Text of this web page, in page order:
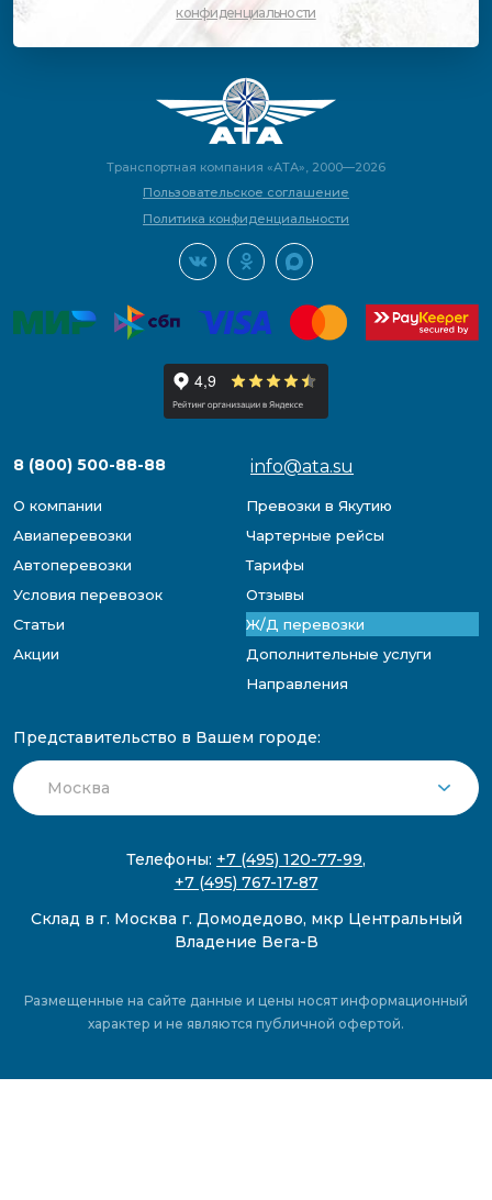
конфиденциальности
Транспортная компания «АТА», 2000—2026
Пользовательское соглашение
Политика конфиденциальности
8 (800) 500-88-88 info@ata.su
О компании
Превозки в Якутию
Авиаперевозки
Чартерные рейсы
Автоперевозки
Тарифы
Условия перевозок
Отзывы
Статьи
Ж/Д перевозки
Акции
Дополнительные услуги
Направления
Представительство в Вашем городе:
Телефоны: +7 (495) 120-77-99,
+7 (495) 767-17-87
Склад в г. Москва г. Домодедово, мкр Центральный
Владение Вега-В
Размещенные на сайте данные и цены носят информационный
характер и не являются публичной офертой.